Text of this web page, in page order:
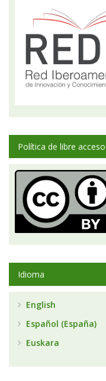
Política de libre acceso
Idioma
English
Español (España)
Euskara